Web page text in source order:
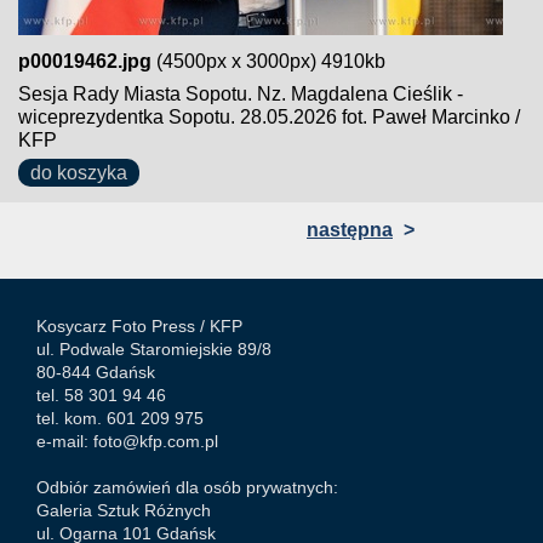
p00019462.jpg (4500px x 3000px) 4910kb
Sesja Rady Miasta Sopotu. Nz. Magdalena Cieślik -
wiceprezydentka Sopotu. 28.05.2026 fot. Paweł Marcinko /
KFP
do koszyka
następna >
Kosycarz Foto Press / KFP
ul. Podwale Staromiejskie 89/8
80-844 Gdańsk
tel. 58 301 94 46
tel. kom. 601 209 975
e-mail: foto@kfp.com.pl
Odbiór zamówień dla osób prywatnych:
Galeria Sztuk Różnych
ul. Ogarna 101 Gdańsk